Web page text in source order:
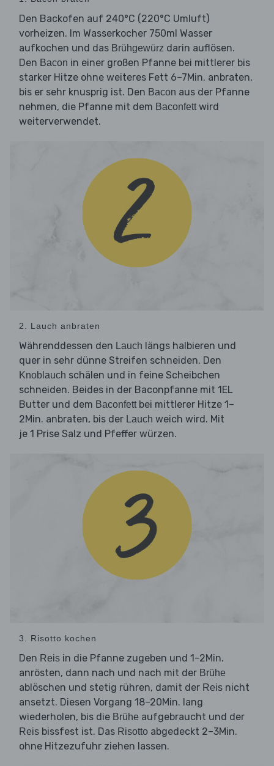
Den Backofen auf 240°C (220°C Umluft)
vorheizen. Im Wasserkocher 750ml Wasser
aufkochen und das Brühgewürz darin auflösen.
Den Bacon in einer großen Pfanne bei mittlerer bis
starker Hitze ohne weiteres Fett 6–7Min. anbraten,
bis er sehr knusprig ist. Den Bacon aus der Pfanne
nehmen, die Pfanne mit dem Baconfett wird
weiterverwendet.
2. Lauch anbraten
Währenddessen den Lauch längs halbieren und
quer in sehr dünne Streifen schneiden. Den
Knoblauch schälen und in feine Scheibchen
schneiden. Beides in der Baconpfanne mit 1EL
Butter und dem Baconfettbei mittlerer Hitze 1–
2Min. anbraten, bis der Lauch weich wird. Mit
je 1 Prise Salz und Pfeffer würzen.
3. Risotto kochen
Den Reis in die Pfanne zugeben und 1–2Min.
anrösten, dann nach und nach mit der Brühe
ablöschen und stetig rühren, damit der Reis nicht
ansetzt. Diesen Vorgang 18–20Min. lang
wiederholen, bis die Brühe aufgebraucht und der
Reis bissfest ist. Das Risotto abgedeckt 2–3Min.
ohne Hitzezufuhr ziehen lassen.